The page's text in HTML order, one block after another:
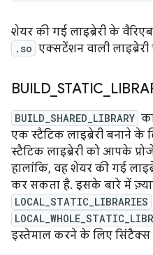
शेयर की गई लाइब्रेरी के
.so एक्सटेंशन वाली
BUILD_ STATIC
BUILD_SHARED_LIBRARY
एक स्टैटिक लाइब्रेरी बनाने के
स्टैटिक लाइब्रेरी को आपके
हालांकि, वह शेयर की गई
कर सकता है. इसके बारे में
LOCAL_STATIC_LIBRARIES
इस्तेमाल करने के लिए सिंटैक्स